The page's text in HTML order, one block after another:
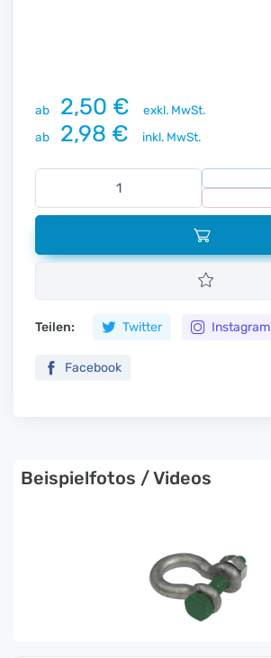
ab 2,50 €
exkl. MwSt.
ab
2,98 € inkl. MwSt.
Teilen: Twitter Instagram
Facebook
Beispielfotos / Videos